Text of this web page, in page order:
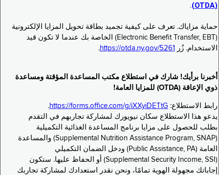
(OTDA)
.
حماية مزاياك. تعرف على كيفية تجميد بطاقة تحويل المزايا الإلكترونية
(Electronic Benefit Transfer, EBT) الخاصة بك عندما لا تكون قيد
الاستخدام. زُر
https://otda.ny.gov/5261
.
أخبرنا برأيك! شارك في استطلاع مكتب المساعدة المؤقتة ومساعدة
ذوي الإعاقة (OTDA) للمزايا العامة!
رابط الاستطلاع: https://forms.office.com/g/iXXyiDETtG
.
يدعو هذا الاستطلاع سكان نيويورك لمشاركة تجاربهم في التقدم
بطلب للحصول على مزايا برنامج المساعدة الغذائية التكميلية
(Supplemental Nutrition Assistance Program, SNAP) والمساعدة
العامة (Public Assistance, PA) ودخل الضمان التكميلي
(Supplemental Security Income, SSI) أو الحفاظ عليها. ستكون
إجاباتك مجهولة الهوية تمامًا، ونحن نقدر استعدادك لمشاركة تجاربك